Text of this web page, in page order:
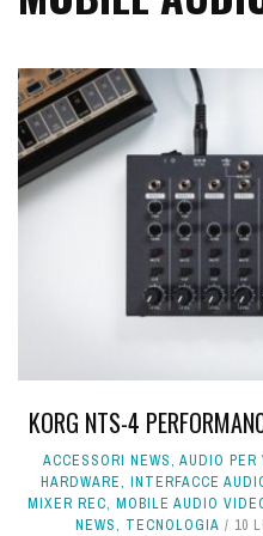
KORG NTS-4
ACCESSORI NEWS, AUDIO PER
HARDWARE, INTERFACCE
MIXER REC, MOBILE AUDIO
NEWS, TECNOLOGIA 10